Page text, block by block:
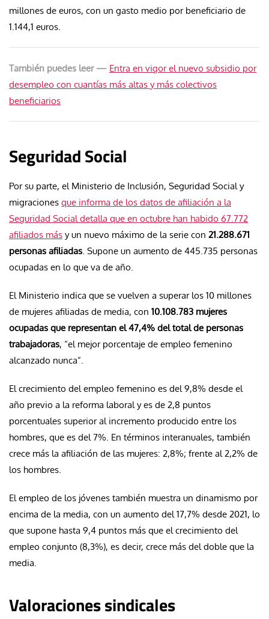
millones de euros, con un gasto medio por beneficiario de
1.144,1 euros​.
También puedes leer — Entra en vigor el nuevo subsidio por
desempleo con cuantías más altas y más colectivos
beneficiarios
Seguridad Social
Por su parte, el Ministerio de Inclusión, Seguridad Social y
migraciones que informa de los datos de afiliación a la
Seguridad Social detalla que en octubre han habido 67.772
afiliados más y un nuevo máximo de la serie con 21.288.671
personas afiliadas. Supone un aumento de 445.735 personas
ocupadas en lo que va de año.
El Ministerio indica que se vuelven a superar los 10 millones
de mujeres afiliadas de media, con 10.108.783 mujeres
ocupadas que representan el 47,4% del total de personas
trabajadoras, “el mejor porcentaje de empleo femenino
alcanzado nunca”.
El crecimiento del empleo femenino es del 9,8% desde el
año previo a la reforma laboral y es de 2,8 puntos
porcentuales superior al incremento producido entre los
hombres, que es del 7%. En términos interanuales, también
crece más la afiliación de las mujeres: 2,8%; frente al 2,2% de
los hombres.
El empleo de los jóvenes también muestra un dinamismo por
encima de la media, con un aumento del 17,7% desde 2021, lo
que supone hasta 9,4 puntos más que el crecimiento del
empleo conjunto (8,3%), es decir, crece más del doble que la
media.
Valoraciones sindicales